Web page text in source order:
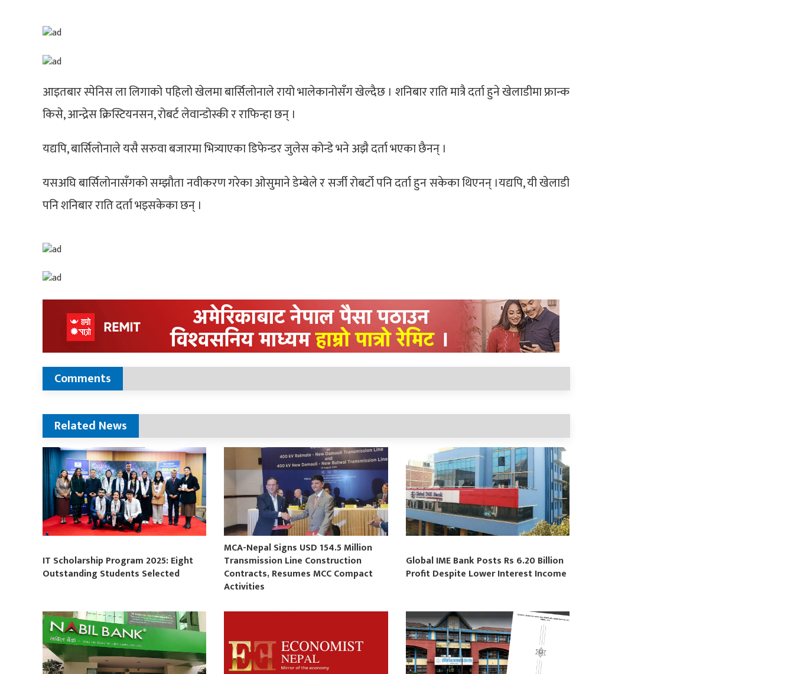
आइतबार स्पेनिस ला लिगाको पहिलो खेलमा बार्सिलोनाले रायो भालेकानोसँग खेल्दैछ । शनिबार राति मात्रै दर्ता हुने खेलाडीमा फ्रान्क
किसे, आन्द्रेस क्रिस्टियनसन, रोबर्ट लेवान्डोस्की र राफिन्हा छन् ।
यद्यपि, बार्सिलोनाले यसै सरुवा बजारमा भित्र्याएका डिफेन्डर जुलेस कोन्डे भने अझै दर्ता भएका छैनन् ।
यसअघि बार्सिलोनासँगको सम्झौता नवीकरण गरेका ओसुमाने डेम्बेले र सर्जी रोबर्टो पनि दर्ता हुन सकेका थिएनन् ।यद्यपि, यी खेलाडी
पनि शनिबार राति दर्ता भइसकेका छन् ।
Comments
Related News
IT Scholarship Program 2025: Eight
Outstanding Students Selected
MCA-Nepal Signs USD 154.5 Million
Transmission Line Construction
Contracts, Resumes MCC Compact
Activities
Global IME Bank Posts Rs 6.20 Billion
Profit Despite Lower Interest Income